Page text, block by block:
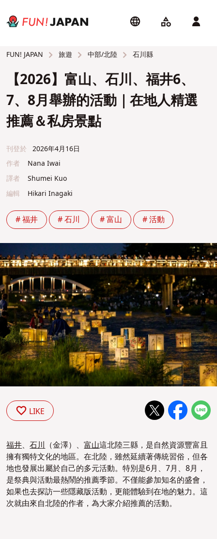
FUN! JAPAN 旅遊 中部/北陸 石川縣
【2026】富山、石川、福井6、
7、8月舉辦的活動｜在地人精選
推薦＆私房景點
刊登於
2026年4月16日
作者
Nana Iwai
譯者
Shumei Kuo
編輯
Hikari Inagaki
# 福井 # 石川 # 富山 # 活動
LIKE
福井、石川（金澤）、富山這北陸三縣，是自然資源豐富且
擁有獨特文化的地區。在北陸，雖然延續著傳統習俗，但各
地也發展出屬於自己的多元活動。特別是6月、7月、8月，
是祭典與活動最熱鬧的推薦季節。不僅能參加知名的盛會，
如果也去探訪一些隱藏版活動，更能體驗到在地的魅力。這
次就由來自北陸的作者，為大家介紹推薦的活動。